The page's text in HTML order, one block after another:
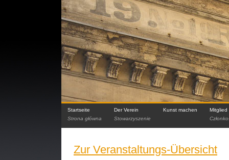
Startseite
Strona główna
Der Verein
Stowarzyszenie
Kunst machen
Mitglied
Zur Veranstaltungs-Übersicht